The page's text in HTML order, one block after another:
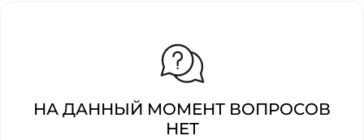
НА ДАННЫЙ МОМЕНТ ВОПРОСОВ
НЕТ